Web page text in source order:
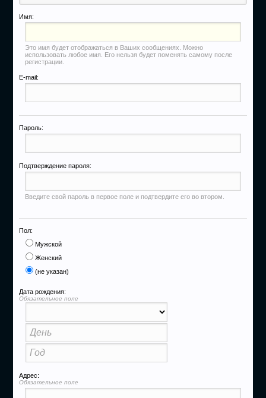
Имя:
Это имя будет отображаться в Ваших сообщениях. Можно
использовать любое имя. Его нельзя будет поменять самому после
регистрации.
E-mail:
Пароль:
Подтверждение пароля:
Введите свой пароль в первое поле и подтвердите его во втором.
Пол:
Мужской
Женский
(не указан)
Дата рождения:
Обязательное поле
Адрес:
Обязательное поле